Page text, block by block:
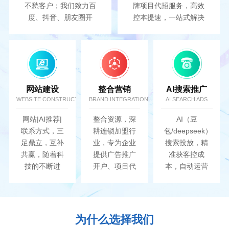
不愁客户；我们致力百
度、抖音、朋友圈开
最大化....
牌项目代招服务，高效
控本提速，一站式解决
网站建设
WEBSITE CONSTRUCTION
网站|AI推荐|
联系方式，三
足鼎立，互补
共赢，随着科
技的不断进
整合营销
BRAND INTEGRATION
整合资源，深
耕连锁加盟行
业，专为企业
提供广告推广
开户、项目代
广、网站建
AI搜索推广
AI SEARCH ADS
AI（豆
包/deepseek）
搜索投放，精
准获客控成
本，自动运营
为什么选择我们